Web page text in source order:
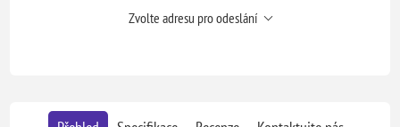
Zvolte adresu pro odeslání